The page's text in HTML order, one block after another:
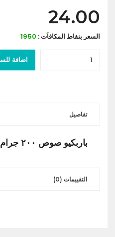
24.00
السعر بنقاط المكافآت :1950
اضافة للسلة
تفاصيل
باربكيو صوص ٢٠٠ جرام
التقييمات (0)